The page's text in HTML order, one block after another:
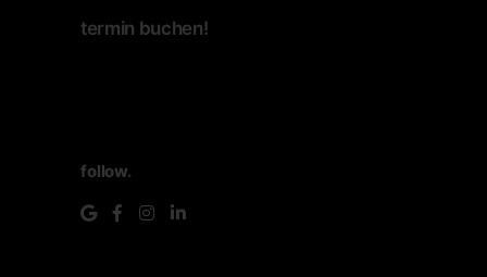
termin buchen!
follow.